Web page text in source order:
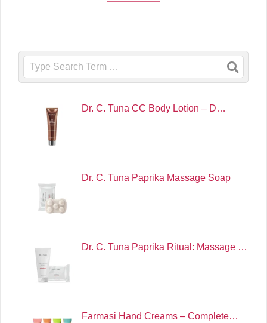
Search
Dr. C. Tuna CC Body Lotion – D…
Dr. C. Tuna Paprika Massage Soap
Dr. C. Tuna Paprika Ritual: Massage …
Farmasi Hand Creams – Complete…